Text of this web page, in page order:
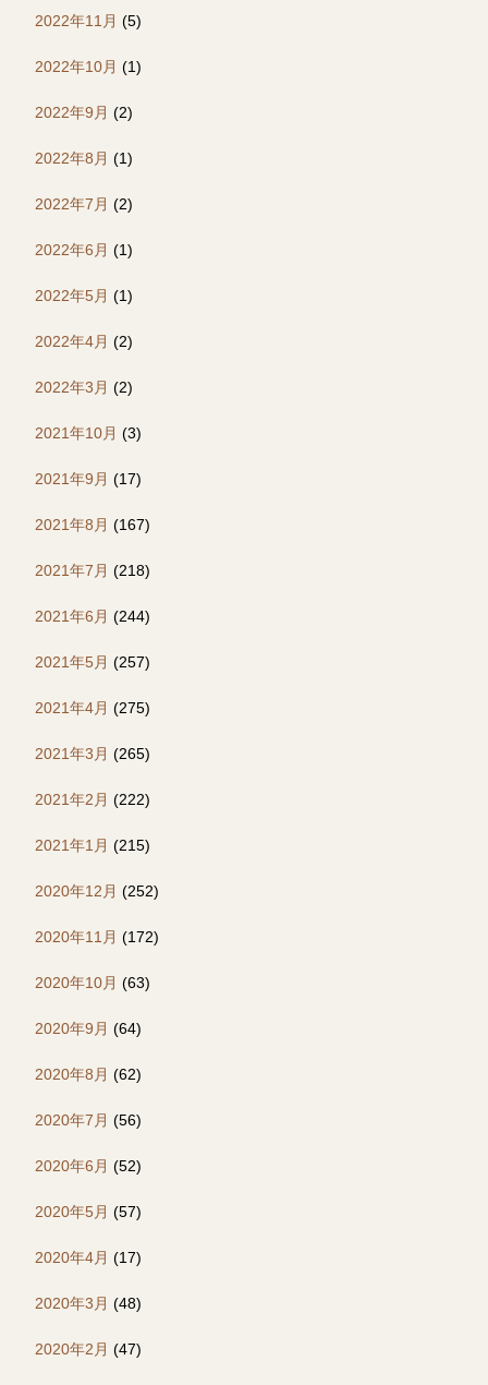
2022年11月 (5)
2022年10月 (1)
2022年9月 (2)
2022年8月 (1)
2022年7月 (2)
2022年6月 (1)
2022年5月 (1)
2022年4月 (2)
2022年3月 (2)
2021年10月 (3)
2021年9月 (17)
2021年8月 (167)
2021年7月 (218)
2021年6月 (244)
2021年5月 (257)
2021年4月 (275)
2021年3月 (265)
2021年2月 (222)
2021年1月 (215)
2020年12月 (252)
2020年11月 (172)
2020年10月 (63)
2020年9月 (64)
2020年8月 (62)
2020年7月 (56)
2020年6月 (52)
2020年5月 (57)
2020年4月 (17)
2020年3月 (48)
2020年2月 (47)